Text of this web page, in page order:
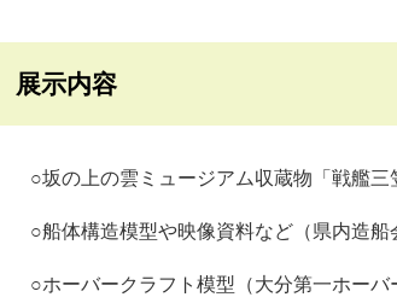
展示内容
○坂の上の雲ミュージアム収蔵物「戦艦三
○船体構造模型や映像資料など（県内造船
○ホーバークラフト模型（大分第一ホーバ